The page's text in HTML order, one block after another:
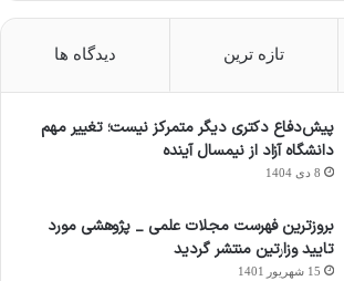
تازه ترین دیدگاه ها
پیش‌دفاع دکتری دیگر متمرکز نیست؛ تغییر مهم
دانشگاه آزاد از نیمسال آینده
8 دی 1404
بروزترین فهرست مجلات علمی _ پژوهشی مورد
تایید وزارتین منتشر گردید
15 شهریور 1401